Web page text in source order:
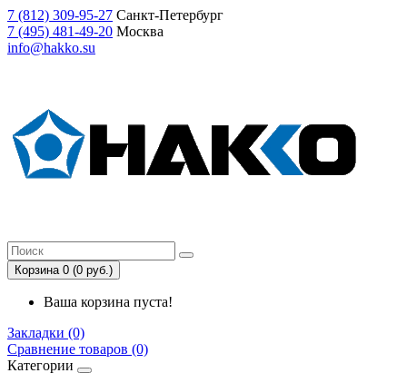
7 (812) 309-95-27 Санкт-Петербург
7 (495) 481-49-20 Москва
info@hakko.su
Корзина 0 (0 руб.)
Ваша корзина пуста!
Закладки (0)
Сравнение товаров (0)
Категории